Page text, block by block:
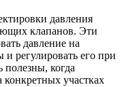
давления
клапанов. Эти
давление на
и регулировать его при
когда
участках